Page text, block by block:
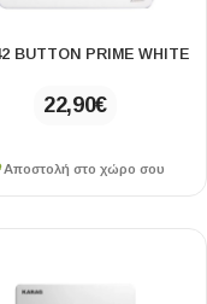
BUTTON PRIME WHITE
22,90€
Αποστολή στο χώρο σου